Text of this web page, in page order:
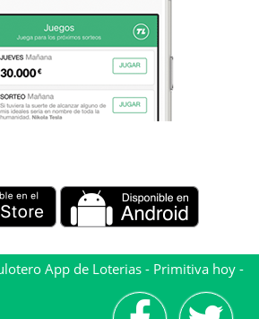
App de Loterias - Primitiva hoy -